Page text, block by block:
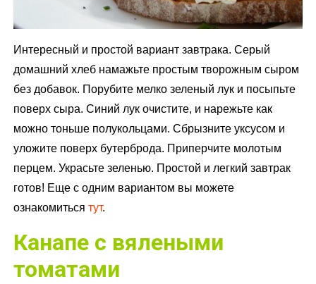
Интересный и простой вариант завтрака. Серый
домашний хлеб намажьте простым творожным сыром
без добавок. Порубите мелко зеленый лук и посыпьте
поверх сыра. Синий лук очистите, и нарежьте как
можно тоньше полукольцами. Сбрызните уксусом и
уложите поверх бутерброда. Приперчите молотым
перцем. Украсьте зеленью. Простой и легкий завтрак
готов! Еще с одним вариантом вы можете
ознакомитьсятут.
Канапе с вялеными
томатами